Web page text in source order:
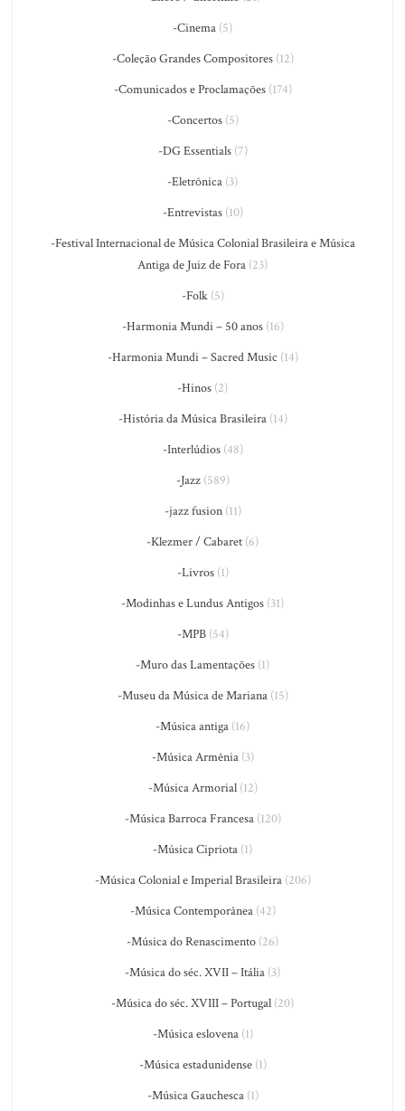
-Cinema (5)
-Coleção Grandes Compositores(12)
-Comunicados e Proclamações(174)
-Concertos(5)
-DG Essentials(7)
-Eletrônica (3)
-Entrevistas(10)
-Festival Internacional de Música Colonial Brasileira e Música
Antiga de Juiz de Fora (23)
-Folk(5)
-Harmonia Mundi – 50 anos(16)
-Harmonia Mundi – Sacred Music (14)
-Hinos (2)
-História da Música Brasileira(14)
-Interlúdios(48)
-Jazz(589)
-jazz fusion(11)
-Klezmer / Cabaret (6)
-Livros(1)
-Modinhas e Lundus Antigos (31)
-MPB(54)
-Muro das Lamentações (1)
-Museu da Música de Mariana(15)
-Música antiga (16)
-Música Armênia(3)
-Música Armorial(12)
-Música Barroca Francesa(120)
-Música Cipriota (1)
-Música Colonial e Imperial Brasileira(206)
-Música Contemporânea(42)
-Música do Renascimento (26)
-Música do séc. XVII – Itália (3)
-Música do séc. XVIII – Portugal (20)
-Música eslovena(1)
-Música estadunidense(1)
-Música Gauchesca(1)